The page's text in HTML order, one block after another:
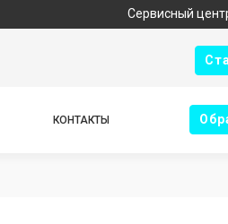
Сервисный центр
КОНТАКТЫ